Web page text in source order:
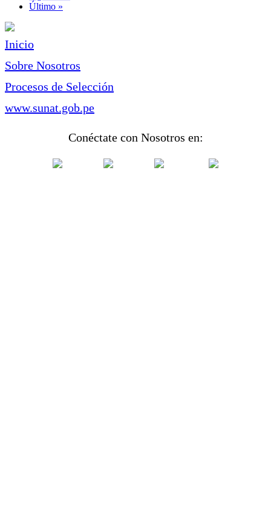
página
Última
Último »
Inicio
Sobre Nosotros
Procesos de Selección
www.sunat.gob.pe
Conéctate con Nosotros en: